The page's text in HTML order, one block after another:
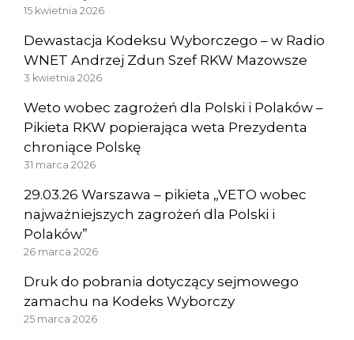
15 kwietnia 2026
Dewastacja Kodeksu Wyborczego – w Radio
WNET Andrzej Zdun Szef RKW Mazowsze
3 kwietnia 2026
Weto wobec zagrożeń dla Polski i Polaków –
Pikieta RKW popierająca weta Prezydenta
chroniące Polskę
31 marca 2026
29.03.26 Warszawa – pikieta „VETO wobec
najważniejszych zagrożeń dla Polski i
Polaków”
26 marca 2026
Druk do pobrania dotyczący sejmowego
zamachu na Kodeks Wyborczy
25 marca 2026